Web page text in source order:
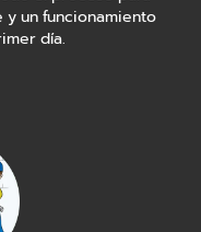
un funcionamiento
día.‍